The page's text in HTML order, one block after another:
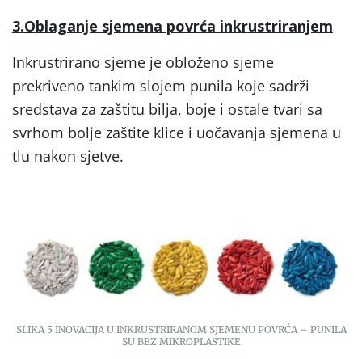
3.Oblaganje sjemena povrća inkrustriranjem
Inkrustrirano sjeme je obloženo sjeme
prekriveno tankim slojem punila koje sadrži
sredstava za zaštitu bilja, boje i ostale tvari sa
svrhom bolje zaštite klice i uočavanja sjemena u
tlu nakon sjetve.
SLIKA 5 INOVACIJA U INKRUSTRIRANOM SJEMENU POVRĆA – PUNILA
SU BEZ MIKROPLASTIKE